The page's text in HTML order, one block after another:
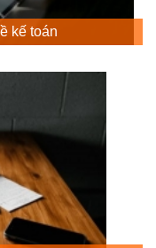
kế toán